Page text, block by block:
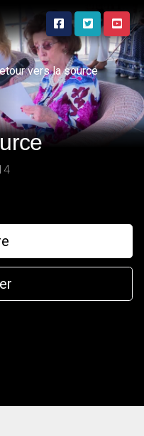
vers la source